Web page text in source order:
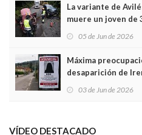
La variante de
muere un joven de
frontal
05 de Jun de 2026
Máxima
desaparición de
03 de Jun de 2026
VÍDEO DESTACADO